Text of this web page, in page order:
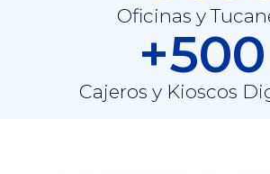
Oficinas y
+500
Cajeros y Kioscos